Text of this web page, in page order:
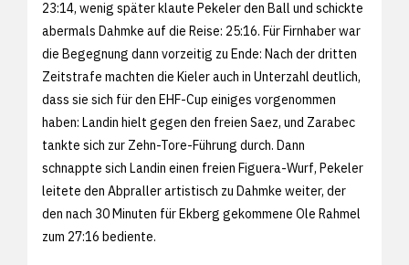
23:14, wenig später klaute Pekeler den Ball und schickte
abermals Dahmke auf die Reise: 25:16. Für Firnhaber war
die Begegnung dann vorzeitig zu Ende: Nach der dritten
Zeitstrafe machten die Kieler auch in Unterzahl deutlich,
dass sie sich für den EHF-Cup einiges vorgenommen
haben: Landin hielt gegen den freien Saez, und Zarabec
tankte sich zur Zehn-Tore-Führung durch. Dann
schnappte sich Landin einen freien Figuera-Wurf, Pekeler
leitete den Abpraller artistisch zu Dahmke weiter, der
den nach 30 Minuten für Ekberg gekommene Ole Rahmel
zum 27:16 bediente.